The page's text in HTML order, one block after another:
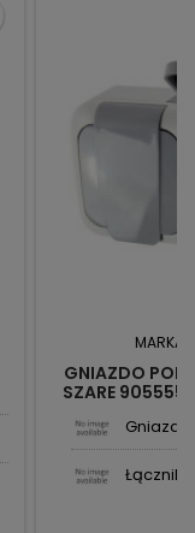
MARKA:
GNIAZDO
SZARE
Łącznik